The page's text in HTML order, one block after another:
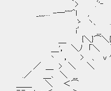
｀>
_,,,,.... -
ゝ ヽ、 .
i′ __ ,，
＿ {＼}⌒＼{＼
＿'， ＼ﾉ 「
丶 ， > 、 v ﾍ/
／ ＿ > ＼ ＼ v ∧ /
.／ ＿､ ＼ __
＿＿ ＼ ＜⌒ /